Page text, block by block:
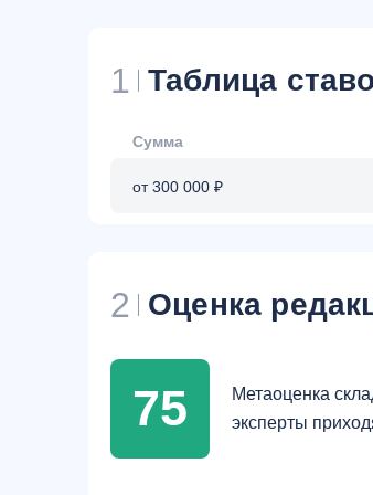
1 Таблица
Сумма
от 300 000 ₽
2 Оценка
75
Метаоценка
эксперты